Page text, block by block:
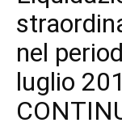
nel
luglio